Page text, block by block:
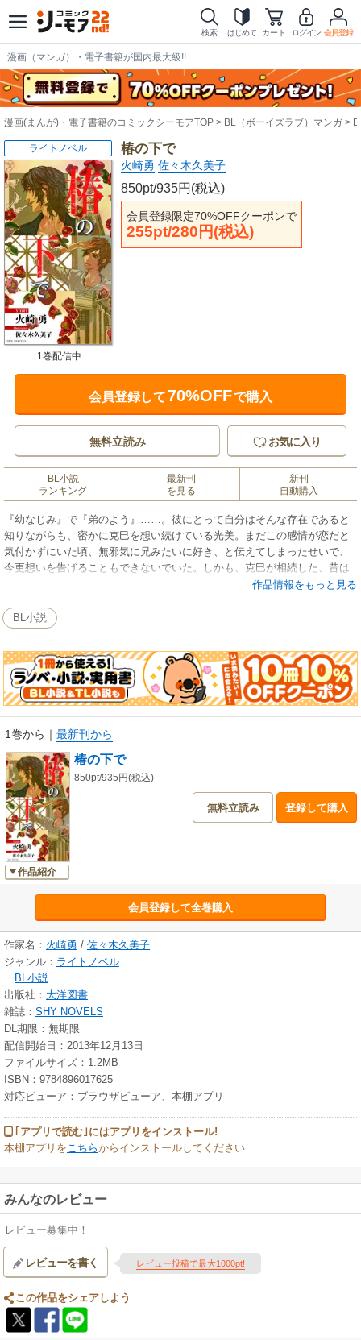
検索 はじめて カート ログイン 会員登録
漫画（マンガ）・電子書籍が国内最大級!!
漫画(まんが)・電子書籍のコミックシーモアTOP BL（ボーイズラブ）マンガ
椿の下で
火崎勇 佐々木久美子
850pt/935円(税込)
会員登録限定70%OFFクーポンで
255pt/280円(税込)
ライトノベル
1巻配信中
会員登録して70%OFFで購入
無料立読み お気に入り
BL小説
ランキング
最新刊
を見る
新刊
自動購入
『幼なじみ』で『弟のよう』……。彼にとって自分はそんな存在であると
知りながらも、密かに克巳を想い続けている光美。まだこの感情が恋だと
気付かずにいた頃、無邪気に兄みたいに好き、と伝えてしまったせいで、
今更想いを告げることもできないでいた。しかも、克巳が相続した、昔は
旅館今はラブホテルとなっている洋館で働く光美は、彼にずっと探してい
切ない恋の行方は―─。
作品情報をもっと見る
BL小説
1巻から ｜ 最新刊から
作品紹介
椿の下で
850pt/935円(税込)
無料立読み 登録して購入
会員登録して全巻購入
作家名： 火崎勇 / 佐々木久美子
ジャンル： ライトノベル
BL小説
出版社： 大洋図書
雑誌： SHY NOVELS
DL期限：無期限
配信開始日：2013年12月13日
ファイルサイズ：1.2MB
ISBN：9784896017625
対応ビューア：ブラウザビューア、本棚アプリ
｢アプリで読む｣にはアプリをインストール!
本棚アプリをこちらからインストールしてください
みんなのレビュー
レビュー募集中！
レビューを書く レビュー投稿で最大1000pt!
この作品をシェアしよう